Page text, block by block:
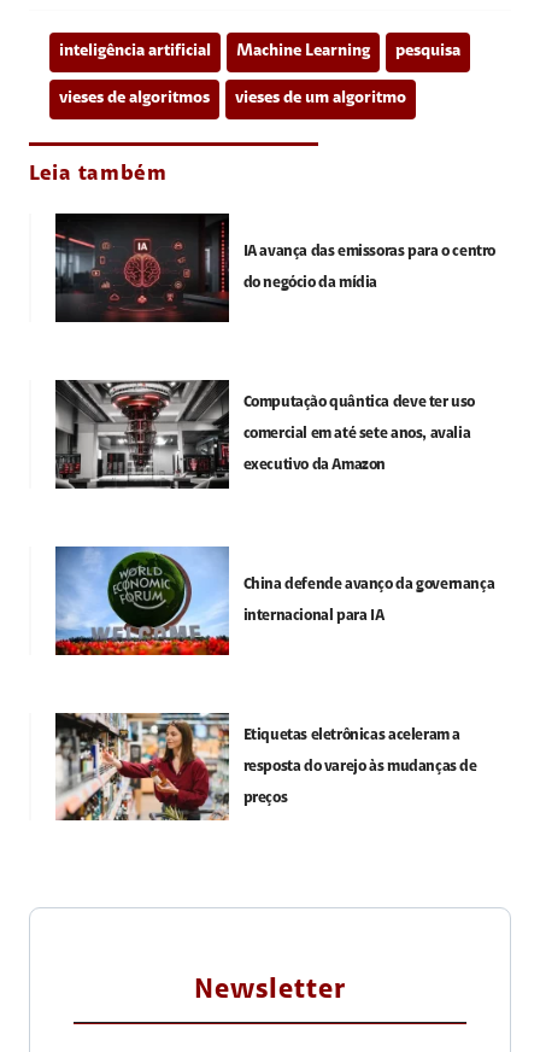
inteligência artificial Machine Learning pesquisa
vieses de algoritmos vieses de um algoritmo
Leia também
IA avança das emissoras para o centro
do negócio da mídia
Computação quântica deve ter uso
comercial em até sete anos, avalia
executivo da Amazon
China defende avanço da governança
internacional para IA
Etiquetas eletrônicas aceleram a
resposta do varejo às mudanças de
preços
Newsletter